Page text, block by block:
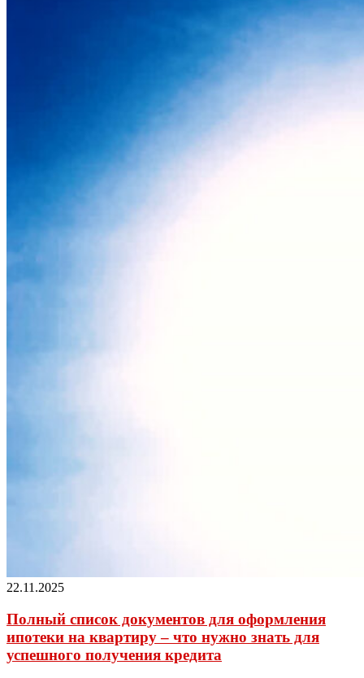
22.11.2025
Полный список документов для оформления
ипотеки на квартиру – что нужно знать для
успешного получения кредита